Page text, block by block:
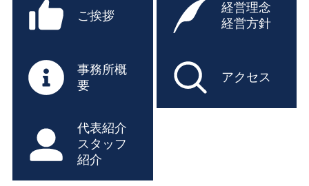
ご挨拶
経営理念
経営方針
事務所概
要
アクセス
代表紹介
スタッフ
紹介